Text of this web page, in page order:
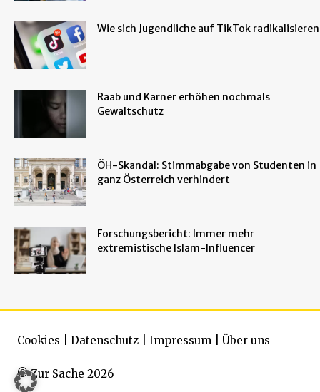
Wie sich Jugendliche auf TikTok radikalisieren
Raab und Karner erhöhen nochmals
Gewaltschutz
ÖH-Skandal: Stimmabgabe von Studenten in
ganz Österreich verhindert
Forschungsbericht: Immer mehr
extremistische Islam-Influencer
© Zur Sache 2026
Cookies Datenschutz Impressum Über uns